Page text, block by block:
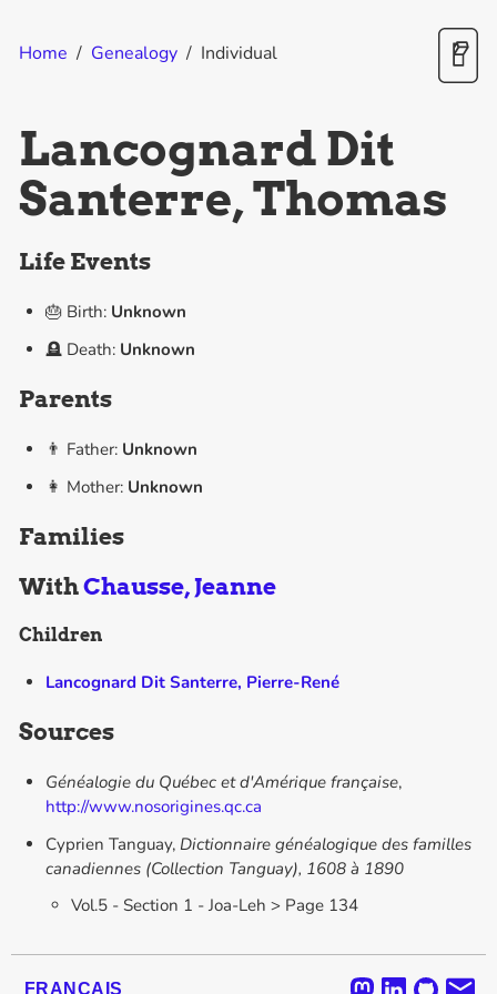
Home / Genealogy / Individual
Lancognard Dit
Santerre, Thomas
Life Events
🎂 Birth: Unknown
🪦 Death: Unknown
Parents
👨 Father: Unknown
👩 Mother: Unknown
Families
WithChausse, Jeanne
Children
Lancognard Dit Santerre, Pierre-René
Sources
Généalogie du Québec et d'Amérique française,
http://www.nosorigines.qc.ca
Cyprien Tanguay, Dictionnaire généalogique des familles
canadiennes (Collection Tanguay), 1608 à 1890
Vol.5 - Section 1 - Joa-Leh > Page 134
FRANÇAIS